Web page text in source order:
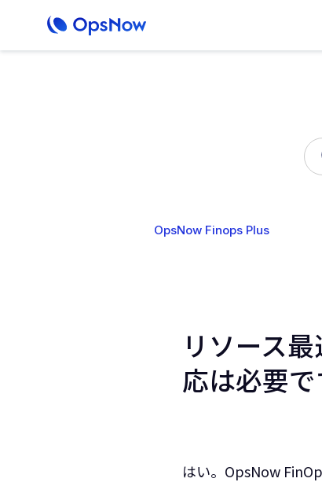
OpsNow Finops Plus
リソース
応は必要で
はい。OpsNow